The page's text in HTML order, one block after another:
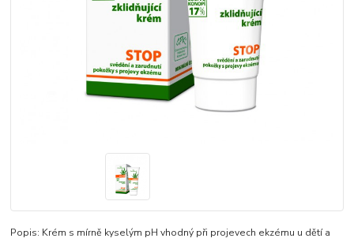
Popis: Krém s mírně kyselým pH vhodný při projevech ekzému u dětí a